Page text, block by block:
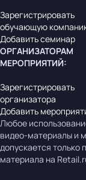
Зарегистрировать
обучающую
Добавить семинар
ОРГАНИЗАТОРАМ
МЕРОПРИЯТИЙ:
Зарегистрировать
организатора
Добавить
Любое
видео-материалы и
допускается только
материала на